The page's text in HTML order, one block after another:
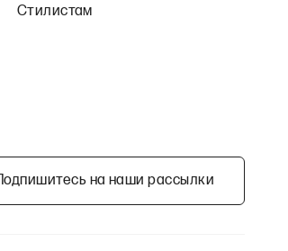
Стилистам
Подпишитесь на наши рассылки